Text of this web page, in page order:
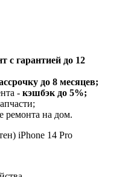
с гарантией до 12
до 8 месяцев;
- кэшбэк до 5%;
ремонта на дом.